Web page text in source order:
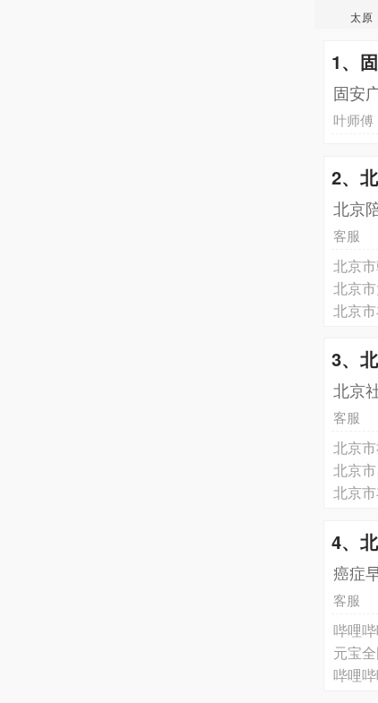
太原
1、
固安
叶师傅
2、
北京
客服
3、
北京
客服
北京
4、
癌症
客服
元宝
哔哩